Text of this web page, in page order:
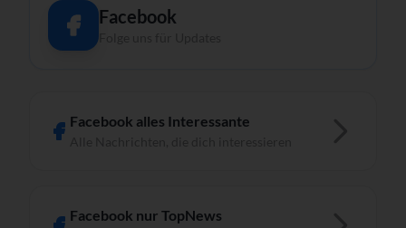
Facebook
Facebook alles Interessante
Facebook nur TopNews